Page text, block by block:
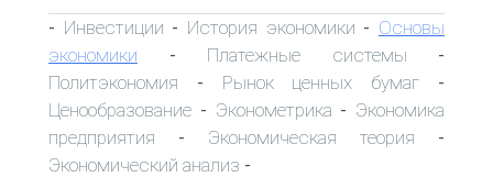
- Инвестиции - История экономики - Основы
экономики - Платежные системы -
Политэкономия - Рынок ценных бумаг -
Ценообразование - Эконометрика - Экономика
предприятия - Экономическая теория -
Экономический анализ -